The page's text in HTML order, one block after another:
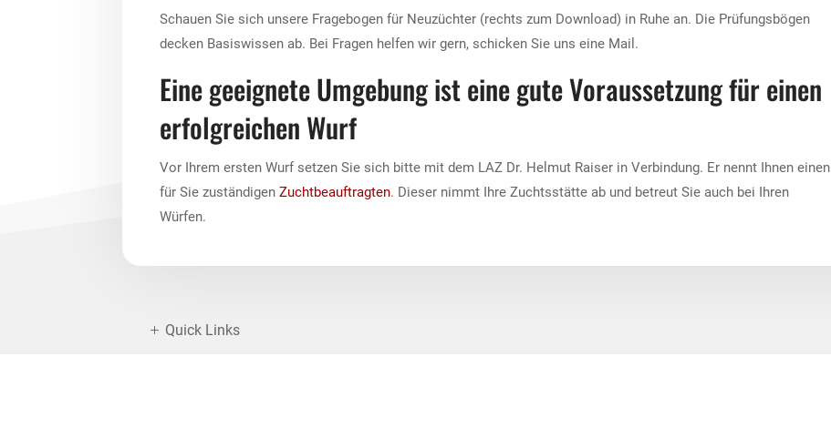
Schauen Sie sich unsere Fragebogen für Neuzüchter (rechts zum Download) in Ruhe an. Die Prüfungsbögen
decken Basiswissen ab. Bei Fragen helfen wir gern, schicken Sie uns eine Mail.
Eine geeignete Umgebung ist eine gute Voraussetzung für einen
erfolgreichen Wurf
Vor Ihrem ersten Wurf setzen Sie sich bitte mit dem LAZ Dr. Helmut Raiser in Verbindung. Er nennt Ihnen einen
für Sie zuständigen Zuchtbeauftragten. Dieser nimmt Ihre Zuchtsstätte ab und betreut Sie auch bei Ihren
Würfen.
Quick Links